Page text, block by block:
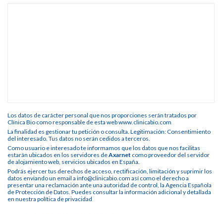
Los datos de carácter personal que nos proporciones serán tratados por
Clínica Bio como responsable de esta web www.clinicabio.com
La finalidad es gestionar tu petición o consulta. Legitimación: Consentimiento
del interesado. Tus datos no serán cedidos a terceros.
Como usuario e interesado te informamos que los datos que nos facilitas
estarán ubicados en los servidores deAxarnet como proveedor del servidor
de alojamiento web, servicios ubicados en España.
Podrás ejercer tus derechos de acceso, rectificación, limitación y suprimir los
datos enviando un email a info@clinicabio.com así como el derecho a
presentar una reclamación ante una autoridad de control, la Agencia Española
de Protección de Datos. Puedes consultar la información adicional y detallada
en nuestra política de privacidad